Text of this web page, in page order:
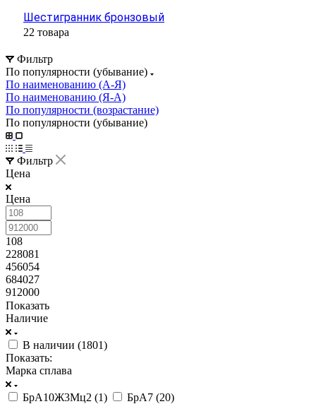
Шестигранник бронзовый
22 товара
Фильтр
По популярности (убывание)
По наименованию (А-Я)
По наименованию (Я-А)
По популярности (возрастание)
По популярности (убывание)
Фильтр
Цена
Цена
108
228081
456054
684027
912000
Показать
Наличие
В наличии (1801)
Показать:
Марка сплава
БрА10Ж3Мц2 (1) БрА7 (20)